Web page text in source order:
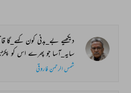
دیکھیے بے_بدنی کون کہے_گا
سایہ_آسا جو پھرے اس کو
شمس الرحمن فاروقی